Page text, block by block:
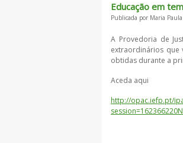
Educação em
Publicada por Maria
A Provedoria de
extraordinários que
obtidas durante a
Aceda aqui
http://opac.iefp.pt/